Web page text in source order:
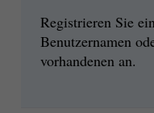
Registrieren Sie
Benutzernamen
vorhandenen an.